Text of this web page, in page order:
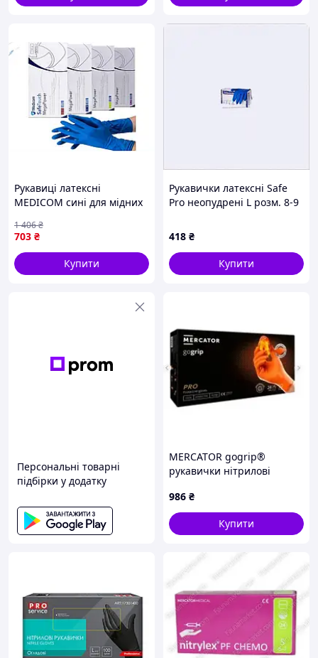
Рукавиці латексні
MEDICOM сині для мідних
підвищеного ризику 25
пар
703 ₴
1 406₴
Купити
Рукавички латексні Safe
Pro неопудрені L розм. 8-9
X6K15476B2
418 ₴
Купити
Персональні товарні
підбірки у додатку
MERCATOR gogrip®
рукавички нітрилові
неприпудрені, (orange) р.
M (25 пар/пач) - 2 шт.
986 ₴
Купити